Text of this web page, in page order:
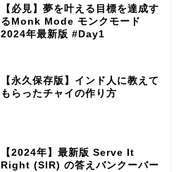
【必見】夢を叶える目標を達成す
るMonk Mode モンクモード
2024年最新版 #Day1
【永久保存版】インド人に教えて
もらったチャイの作り方
【2024年】最新版 Serve It
Right (SIR) の答えバンクーバー